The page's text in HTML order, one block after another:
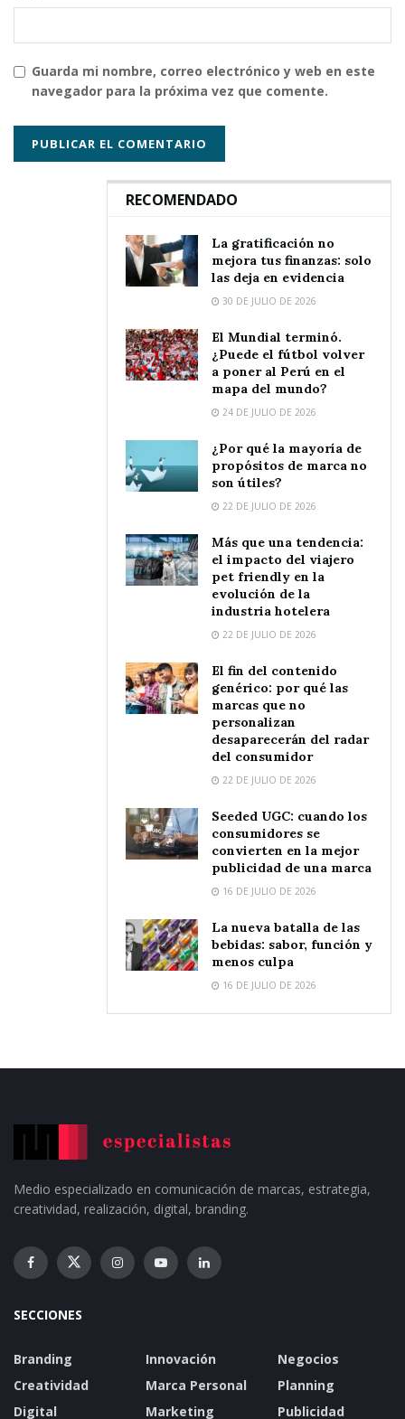
Guarda mi nombre, correo electrónico y web en este
navegador para la próxima vez que comente.
RECOMENDADO
La gratificación no
mejora tus finanzas: solo
las deja en evidencia
30 DE JULIO DE 2026
El Mundial terminó.
¿Puede el fútbol volver
a poner al Perú en el
mapa del mundo?
24 DE JULIO DE 2026
¿Por qué la mayoría de
propósitos de marca no
son útiles?
22 DE JULIO DE 2026
Más que una tendencia:
el impacto del viajero
pet friendly en la
evolución de la
industria hotelera
22 DE JULIO DE 2026
El fin del contenido
genérico: por qué las
marcas que no
personalizan
desaparecerán del radar
del consumidor
22 DE JULIO DE 2026
Seeded UGC: cuando los
consumidores se
convierten en la mejor
publicidad de una marca
16 DE JULIO DE 2026
La nueva batalla de las
bebidas: sabor, función y
menos culpa
16 DE JULIO DE 2026
Medio especializado en comunicación de marcas, estrategia,
creatividad, realización, digital, branding.
SECCIONES
Branding
Creatividad
Digital
Innovación
Marca Personal
Marketing
Negocios
Planning
Publicidad